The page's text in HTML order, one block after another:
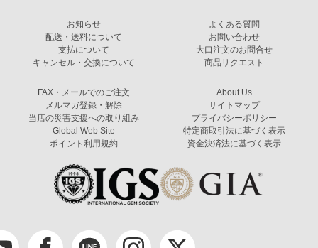
お知らせ
配送・送料について
支払について
キャンセル・交換について
よくある質問
お問い合わせ
大口注文のお問合せ
商品リクエスト
FAX・メールでのご注文
メルマガ登録・解除
当店の災害支援への取り組み
Global Web Site
ポイント利用規約
About Us
サイトマップ
プライバシーポリシー
特定商取引法に基づく表示
資金決済法に基づく表示